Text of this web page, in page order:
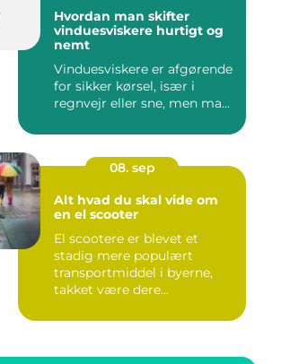
Hvordan man skifter
vinduesviskere hurtigt og
nemt
Vinduesviskere er afgørende
for sikker kørsel, især i
regnvejr eller sne, men ma...
08. sep
Alt hvad du skal vide om
en el scooter
El scootere er blevet et
stadig mere populært
transportmiddel i byerne,
takket være dere...